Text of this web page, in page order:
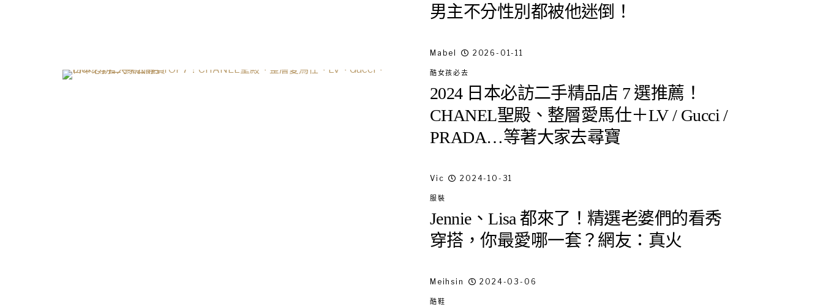
男主不分性別都被他迷倒！
Mabel 2026-01-11
酷女孩必去
2024 日本必訪二手精品店 7 選推薦！
CHANEL聖殿、整層愛馬仕＋LV / Gucci /
PRADA…等著大家去尋寶
Vic 2024-10-31
服裝
Jennie、Lisa 都來了！精選老婆們的看秀
穿搭，你最愛哪一套？網友：真火
Meihsin 2024-03-06
酷鞋